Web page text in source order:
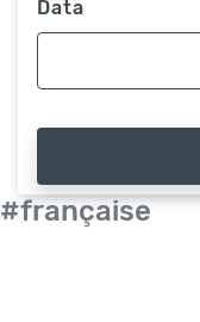
Data
#française